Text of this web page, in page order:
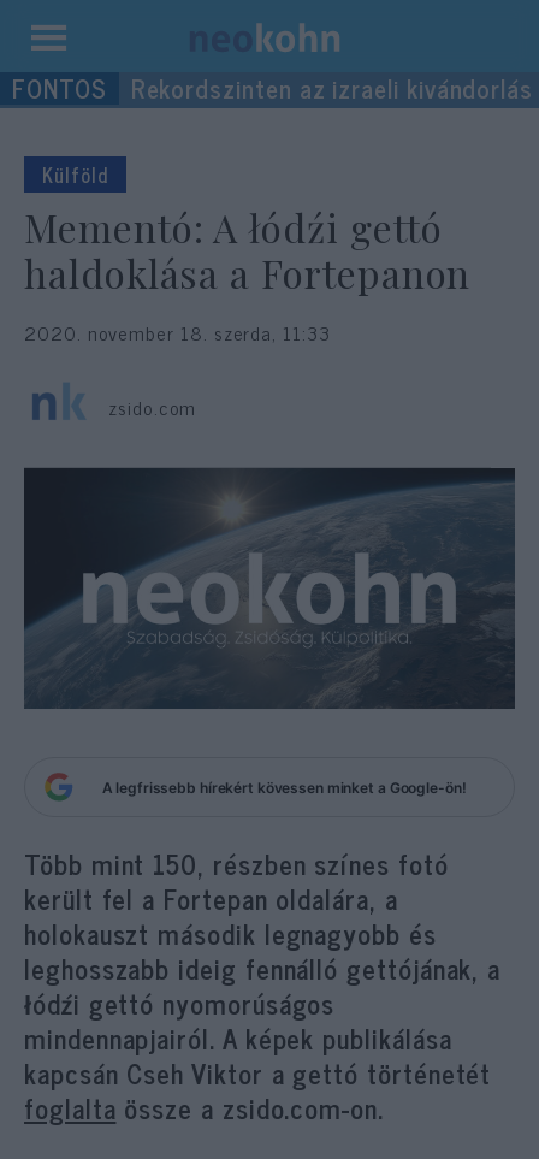
Kilépés
a Rekordszinten az izraeli kivándorlás
Külföld
Mementó: A łódźi gettó
haldoklása a Fortepanon
2020. november 18. szerda, 11:33
zsido.com
A legfrissebb hírekért kövessen minket a Google-ön!
Több mint 150, részben színes fotó
került fel a Fortepan oldalára, a
holokauszt második legnagyobb és
leghosszabb ideig fennálló gettójának, a
łódźi gettó nyomorúságos
mindennapjairól. A képek publikálása
kapcsán Cseh Viktor a gettó történetét
foglalta össze a zsido.com-on.